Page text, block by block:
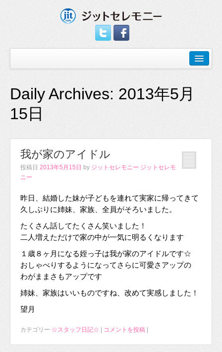
Daily Archives: 2013年5月
15日
我が家のアイドル
投稿日 2013年5月15日 by ジットセレモニー ジットセレモ
ニー
昨日、結婚した妹が子どもを連れて実家に帰ってきて
久しぶりに姉妹、家族、全員がそろいました。
たくさん話してたくさん笑いました！
二人増えただけで家の中が一気に明るくなります
１歳８ヶ月になる姪っ子は我が家のアイドルです☆
おしゃべりするようになってさらに可愛さアップの
わがままさもアップです
姉妹、家族はいいものですね、改めて実感しました！
望月
カテゴリー ☆スタッフ日記☆ コメントを投稿